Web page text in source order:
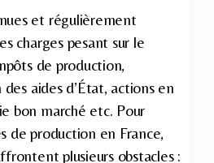
et régulièrement
charges pesant sur le
de production,
aides d’État, actions en
bon marché etc. Pour
de production en France,
plusieurs obstacles :